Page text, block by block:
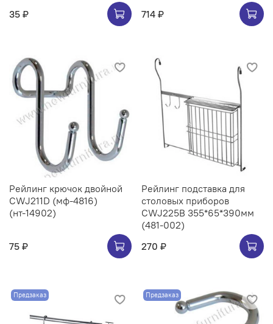
35 ₽
714 ₽
Рейлинг крючок двойной
CWJ211D (мф-4816)
(нт-14902)
75 ₽
Рейлинг подставка для
столовых приборов
CWJ225B 355*65*390мм
(481-002)
270 ₽
Предзаказ Предзаказ